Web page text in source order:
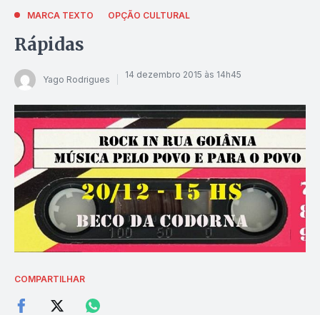
MARCA TEXTO OPÇÃO CULTURAL
Rápidas
Yago Rodrigues 14 dezembro 2015 às 14h45
COMPARTILHAR